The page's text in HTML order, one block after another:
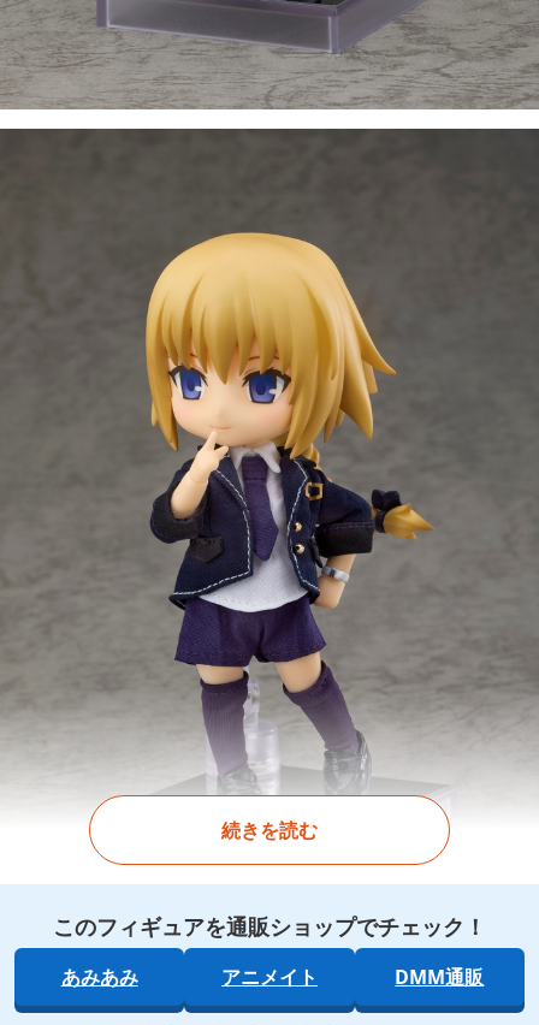
続きを読む
このフィギュアを通販ショップでチェック！
あみあみ アニメイト DMM通販